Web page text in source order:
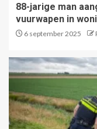
88-jarige man
vuurwapen in
6 september 2025